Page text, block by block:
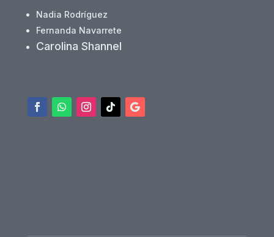
Nadia Rodríguez
Fernanda Navarrete
Carolina Shannel